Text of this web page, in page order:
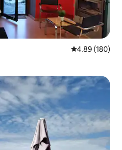
平均评分 4.89
4.89 (180)